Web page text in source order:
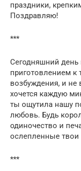
праздники,
Поздравляю!
***
Сегодняшний день
приготовлением
возбуждения, и не
хочется каждую
ты ощутила нашу
любовь. Будь
одиночество и
ослепленные твои
***